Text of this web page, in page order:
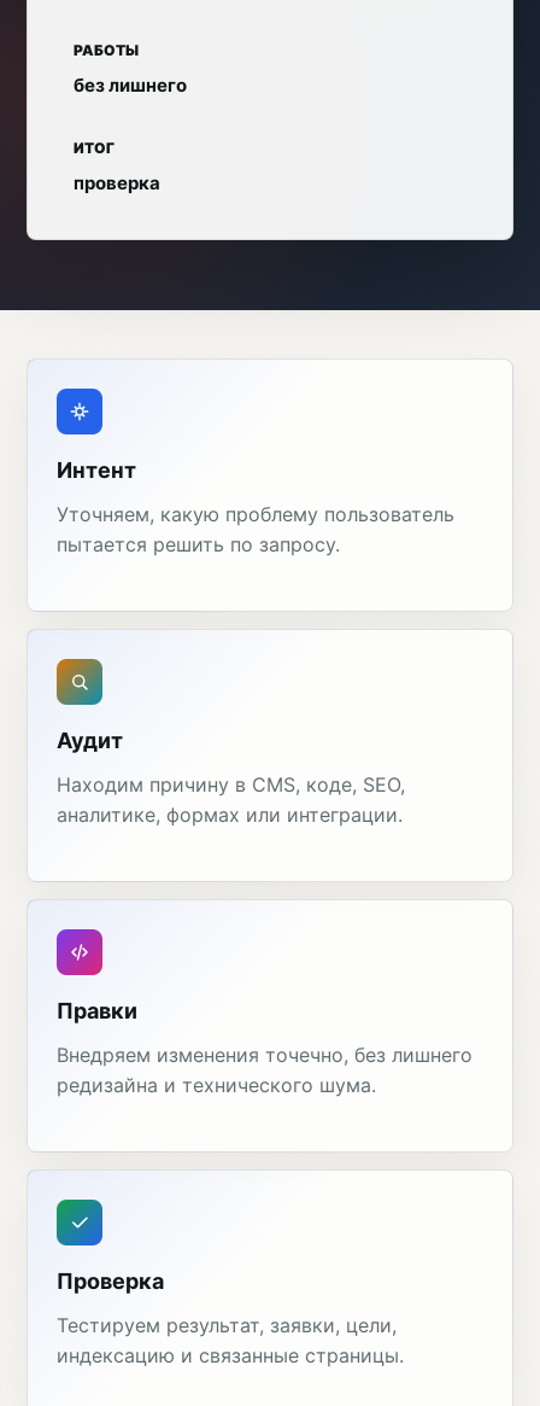
РАБОТЫ
без лишнего
ИТОГ
проверка
Интент
Уточняем, какую проблему пользователь
пытается решить по запросу.
Аудит
Находим причину в CMS, коде, SEO,
аналитике, формах или интеграции.
Правки
Внедряем изменения точечно, без лишнего
редизайна и технического шума.
Проверка
Тестируем результат, заявки, цели,
индексацию и связанные страницы.